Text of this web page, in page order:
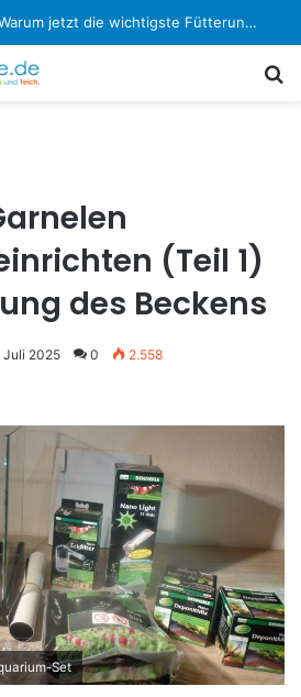
Koi-Krankheiten erkennen und behandeln: Der große Experten-Ratgeber
(Teil 1)
des Beckens
Juli 2025 0 2.558
Set